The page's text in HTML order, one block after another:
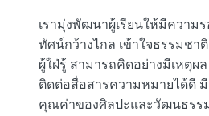
เรามุ่งพัฒนาผู้เรียนให้มีความ
ทัศน์กว้างไกล เข้าใจธรรมชา
ผู้ใฝ่รู้ สามารถคิดอย่างมีเหตุผ
ติดต่อสื่อสารความหมายได้ดี
คุณค่าของศิลปะและวัฒนธรร